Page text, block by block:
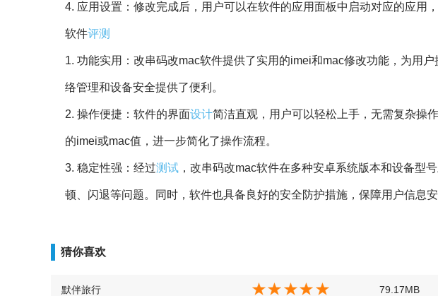
4. 应用设置：修改完成后，用户可以在软件的应用面板中启动对应的应用
软件评测
1. 功能实用：改串码改mac软件提供了实用的imei和mac修改功能，为用
络管理和设备安全提供了便利。
2. 操作便捷：软件的界面设计简洁直观，用户可以轻松上手，无需复杂操
的imei或mac值，进一步简化了操作流程。
3. 稳定性强：经过测试 ，改串码改mac软件在多种安卓系统版本和设备型
顿、闪退等问题。同时，软件也具备良好的安全防护措施，保障用户信息安
猜你喜欢
默伴旅行 79.17MB